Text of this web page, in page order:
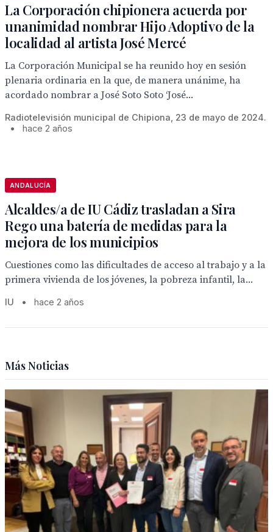
La Corporación chipionera acuerda por
unanimidad nombrar Hijo Adoptivo de la
localidad al artista José Mercé
La Corporación Municipal se ha reunido hoy en sesión
plenaria ordinaria en la que, de manera unánime, ha
acordado nombrar a José Soto Soto ‘José...
Radiotelevisión municipal de Chipiona, 23 de mayo de 2024.
•
hace 2 años
ANDALUCÍA
Alcaldes/a de IU Cádiz trasladan a Sira
Rego una batería de medidas para la
mejora de los municipios
Cuestiones como las dificultades de acceso al trabajo y a la
primera vivienda de los jóvenes, la pobreza infantil, la...
IU • hace 2 años
Más Noticias